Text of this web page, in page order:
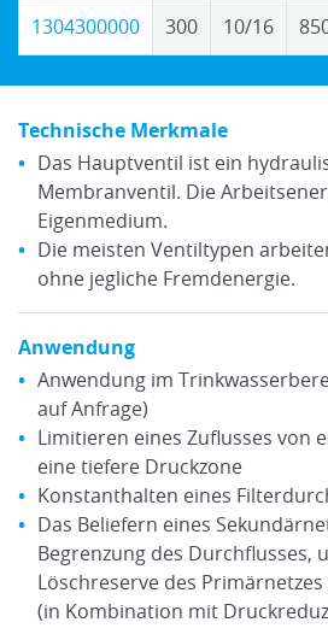
1304300000 300 10/16
Technische Merkmale
Das Hauptventil ist ein
Membranventil. Die
Eigenmedium.
Die meisten Ventiltypen
ohne jegliche Fremdenergie.
Anwendung
Anwendung im
auf Anfrage)
Limitieren eines Zuflusses von
eine tiefere Druckzone
Konstanthalten eines
Das Beliefern eines
Begrenzung des Durchflusses,
Löschreserve des
(in Kombination mit